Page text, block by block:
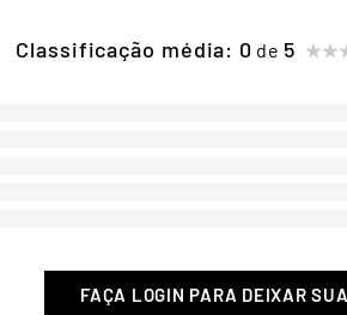
Classificação média: 0